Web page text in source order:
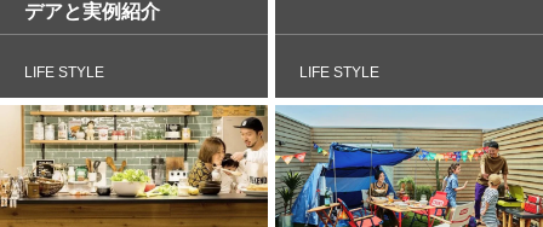
デアと実例紹介
LIFE STYLE LIFE STYLE